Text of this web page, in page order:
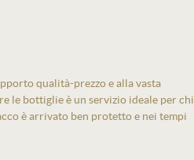
qualità-prezzo e alla vasta
le bottiglie è un servizio ideale per chi
è arrivato ben protetto e nei tempi